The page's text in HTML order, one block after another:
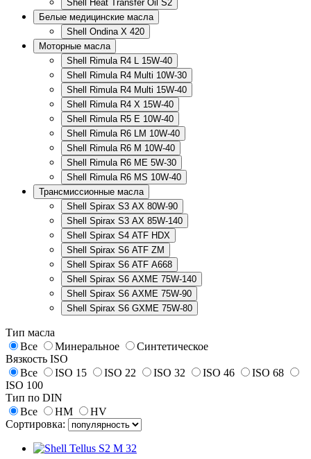
Shell Heat Transfer Oil S2
Белые медицинские масла
Shell Ondina X 420
Моторные масла
Shell Rimula R4 L 15W-40
Shell Rimula R4 Multi 10W-30
Shell Rimula R4 Multi 15W-40
Shell Rimula R4 X 15W-40
Shell Rimula R5 E 10W-40
Shell Rimula R6 LM 10W-40
Shell Rimula R6 M 10W-40
Shell Rimula R6 ME 5W-30
Shell Rimula R6 MS 10W-40
Трансмиссионные масла
Shell Spirax S3 AX 80W-90
Shell Spirax S3 AX 85W-140
Shell Spirax S4 ATF HDX
Shell Spirax S6 ATF ZM
Shell Spirax S6 ATF А668
Shell Spirax S6 AXME 75W-140
Shell Spirax S6 AXME 75W-90
Shell Spirax S6 GXME 75W-80
Тип масла
Все
Минеральное
Синтетическое
Вязкость ISO
Все
ISO 15 ISO 22 ISO 32 ISO 46
ISO 68
ISO 100
Тип по DIN
Все
HM
HV
Сортировка: